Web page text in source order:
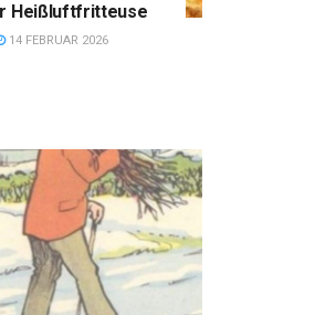
Heißluftfritteuse
14 FEBRUAR 2026